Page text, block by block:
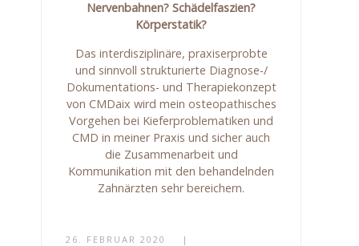
Nervenbahnen? Schädelfaszien?
Körperstatik?
Das interdisziplinäre, praxiserprobte
und sinnvoll strukturierte Diagnose-/
Dokumentations- und Therapiekonzept
von CMDaix wird mein osteopathisches
Vorgehen bei Kieferproblematiken und
CMD in meiner Praxis und sicher auch
die Zusammenarbeit und
Kommunikation mit den behandelnden
Zahnärzten sehr bereichern.
26. FEBRUAR 2020
|